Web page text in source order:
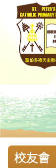
校友會